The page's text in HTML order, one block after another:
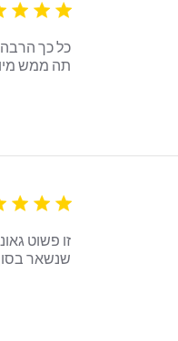
5 star rating
תה ממש
5 star rating
שנשאר